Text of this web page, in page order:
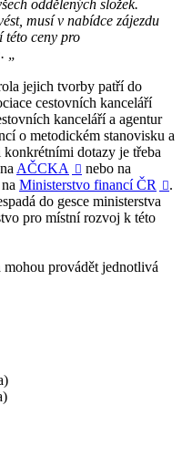
oddělených složek.
musí v nabídce zájezdu
této ceny pro
„
jejich tvorby patří do
cestovních kanceláří
kanceláří a agentur
o metodickém stanovisku a
dotazy je třeba
AČCKA  nebo na
Ministerstvo financí ČR .
do gesce ministerstva
pro místní rozvoj k této
provádět jednotlivá